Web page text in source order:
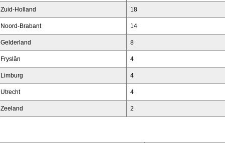
Zuid-Holland 18
Noord-Brabant 14
Gelderland 8
Fryslân 4
Limburg 4
Utrecht 4
Zeeland 2